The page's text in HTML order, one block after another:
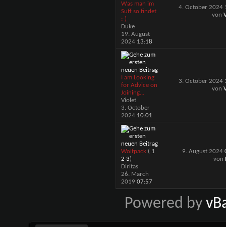
Was man im
Suff so findet
:-)
Duke
19. August
2024 13:18
4. October 2024
von
I am Looking
for Advice on
Joining...
Violet
3. October
2024 10:01
3. October 2024
von
Wolfpack( 1
2 3)
Diritas
26. March
2019 07:57
9. August 2024
von
Powered by